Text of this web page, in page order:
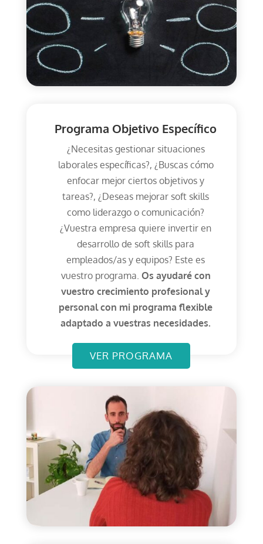
Programa Objetivo Específico
¿Necesitas gestionar situaciones
laborales específicas?, ¿Buscas cómo
enfocar mejor ciertos objetivos y
tareas?, ¿Deseas mejorar soft skills
como liderazgo o comunicación?
¿Vuestra empresa quiere invertir en
desarrollo de soft skills para
empleados/as y equipos? Este es
vuestro programa. Os ayudaré con
vuestro crecimiento profesional y
personal con mi programa flexible
adaptado a vuestras necesidades.
VER PROGRAMA